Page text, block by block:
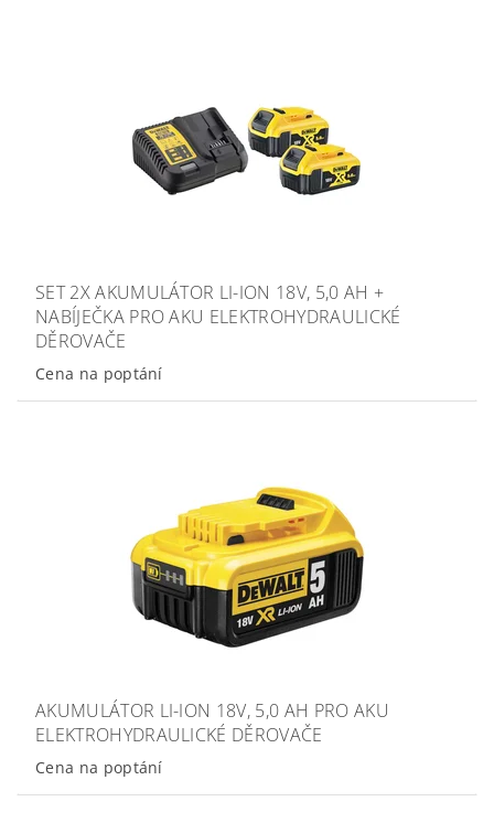
SET 2X AKUMULÁTOR LI-ION 18V, 5,0 AH +
NABÍJEČKA PRO AKU ELEKTROHYDRAULICKÉ
DĚROVAČE
Cena na poptání
AKUMULÁTOR LI-ION 18V, 5,0 AH PRO AKU
ELEKTROHYDRAULICKÉ DĚROVAČE
Cena na poptání